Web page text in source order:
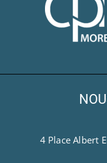
4 Place Albert